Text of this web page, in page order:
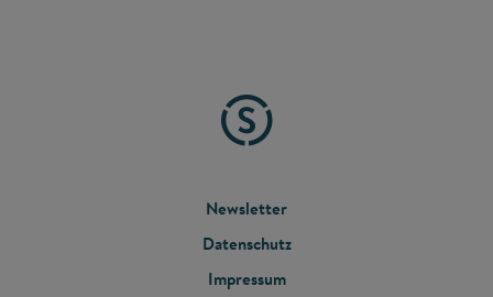
FOOTER
MENU
Newsletter
Datenschutz
Impressum